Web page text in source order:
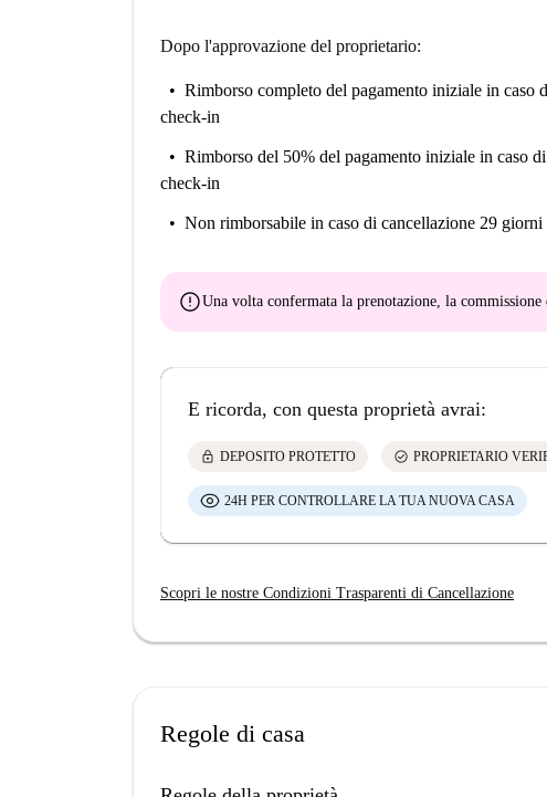
Dopo l'approvazione del proprietario:
Rimborso completo del pagamento iniziale in caso
check-in
Rimborso del 50% del pagamento iniziale in caso
check-in
Non rimborsabile in caso di cancellazione 29
errorUna volta confermata la prenotazione, la commissione
E ricorda, con questa proprietà avrai:
lock DEPOSITO PROTETTO check_circle PROPRIETARIO
24H PER CONTROLLARE LA TUA NUOVA CASA
Scopri le nostre Condizioni Trasparenti di Cancellazione
Regole di casa